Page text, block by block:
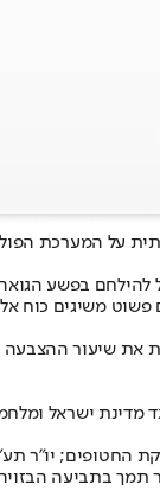
המערכת
להילחם בפשע
משיגים כוח
ישראל
יו"ר
בתביעה